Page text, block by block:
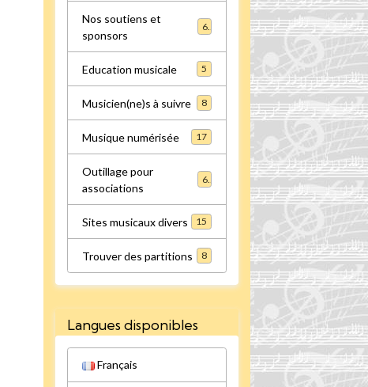
Nos soutiens et
sponsors
6
Education musicale 5
Musicien(ne)s à suivre 8
Musique numérisée 17
Outillage pour
associations
Sites musicaux divers 15
Trouver des partitions 8
Langues disponibles
Français